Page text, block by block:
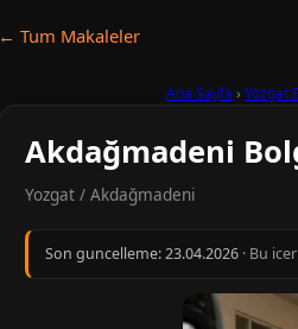
← Tum Makaleler
Ana Sayfa › Yozgat
Akdağmadeni
Yozgat / Akdağmadeni
Son guncelleme:23.04.2026 · Bu